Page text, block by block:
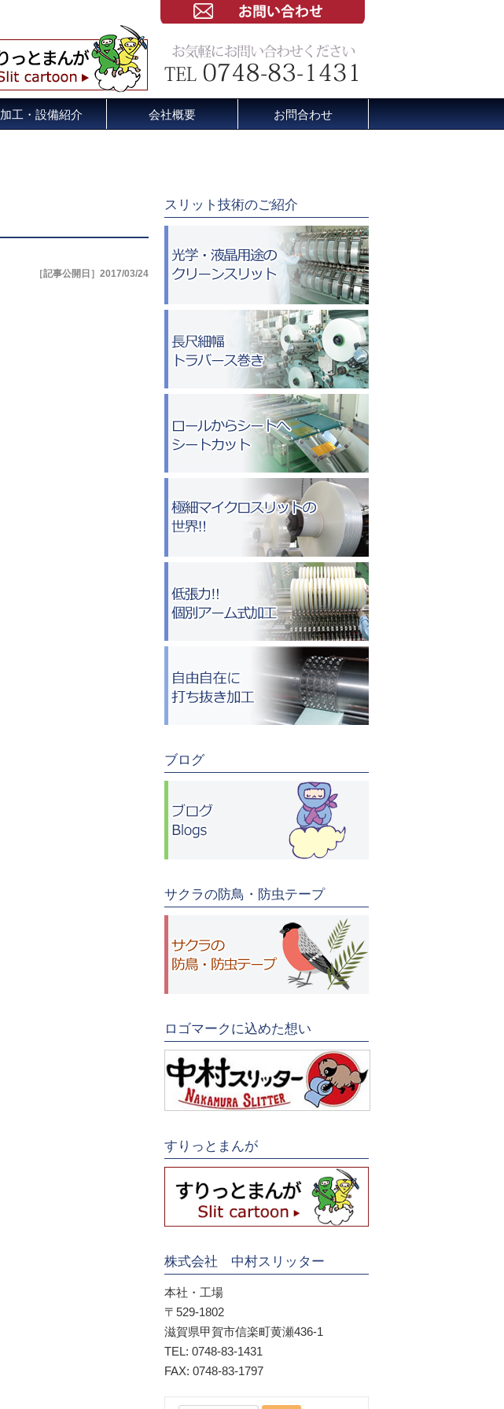
加工・設備紹介 会社概要 お問合わせ
［記事公開日］2017/03/24
スリット技術のご紹介
ブログ
サクラの防鳥・防虫テープ
ロゴマークに込めた想い
すりっとまんが
株式会社 中村スリッター
本社・工場
〒529-1802
滋賀県甲賀市信楽町黄瀬436-1
TEL: 0748-83-1431
FAX: 0748-83-1797